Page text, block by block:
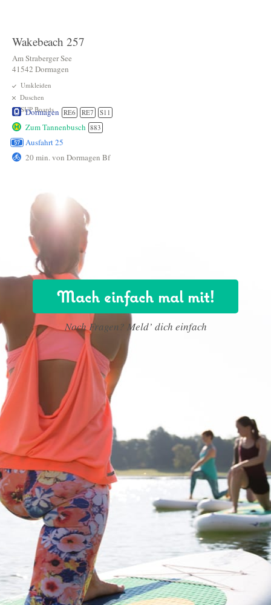
Wakebeach 257
Am Straberger See
41542 Dormagen
Umkleiden
Duschen
SUP Boards
Dormagen RE6 RE7 S11
Zum Tannenbusch 883
Ausfahrt 25
20 min. von Dormagen Bf
Mach einfach mal mit!
Noch Fragen? Meld’ dich einfach